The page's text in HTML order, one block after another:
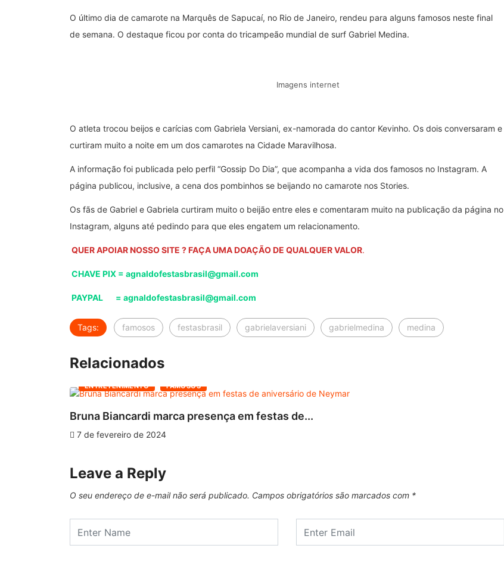
O último dia de camarote na Marquês de Sapucaí, no Rio de Janeiro, rendeu para alguns famosos neste final
de semana. O destaque ficou por conta do tricampeão mundial de surf Gabriel Medina.
Imagens internet
O atleta trocou beijos e carícias com Gabriela Versiani, ex-namorada do cantor Kevinho. Os dois conversaram e
curtiram muito a noite em um dos camarotes na Cidade Maravilhosa.
A informação foi publicada pelo perfil “Gossip Do Dia”, que acompanha a vida dos famosos no Instagram. A
página publicou, inclusive, a cena dos pombinhos se beijando no camarote nos Stories.
Os fãs de Gabriel e Gabriela curtiram muito o beijão entre eles e comentaram muito na publicação da página no
Instagram, alguns até pedindo para que eles engatem um relacionamento.
QUER APOIAR NOSSO SITE ? FAÇA UMA DOAÇÃO DE QUALQUER VALOR.
CHAVE PIX = agnaldofestasbrasil@gmail.com
PAYPAL = agnaldofestasbrasil@gmail.com
Tags: famosos festasbrasil gabrielaversiani gabrielmedina medina
Relacionados
ENTRETENIMENTO FAMOSOS
Bruna Biancardi marca presença em festas de...
7 de fevereiro de 2024
Leave a Reply
O seu endereço de e-mail não será publicado. Campos obrigatórios são marcados com *